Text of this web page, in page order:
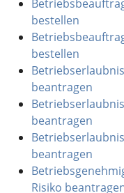
bestellen
bestellen
beantragen
beantragen
beantragen
Risiko